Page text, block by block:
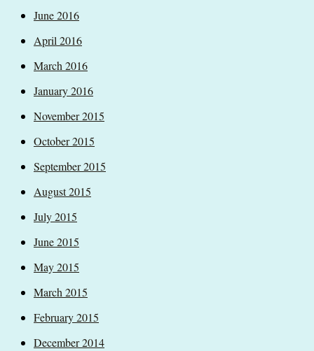
June 2016
April 2016
March 2016
January 2016
November 2015
October 2015
September 2015
August 2015
July 2015
June 2015
May 2015
March 2015
February 2015
December 2014